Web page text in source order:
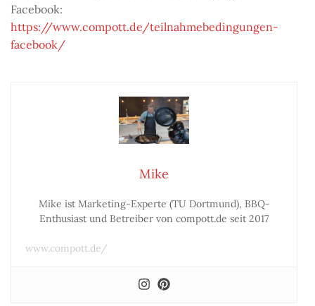
Facebook:
https://www.compott.de/teilnahmebedingungen-
facebook/
Mike
Mike ist Marketing-Experte (TU Dortmund), BBQ-
Enthusiast und Betreiber von compott.de seit 2017
www.compott.de/